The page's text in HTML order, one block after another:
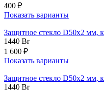
400 ₽
Показать варианты
Защитное стекло D50х2 мм,
1440 Br
1 600 ₽
Показать варианты
Защитное стекло D50х2 мм,
1440 Br